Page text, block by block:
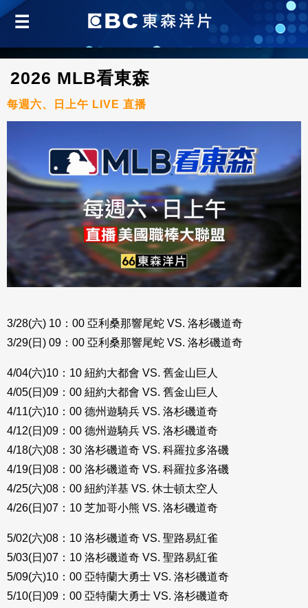
2026 MLB看東森
每週六、日上午 LIVE 直播
3/28(六) 10：00 亞利桑那響尾蛇 VS. 洛杉磯道奇
3/29(日) 09：00 亞利桑那響尾蛇 VS. 洛杉磯道奇
4/04(六)10：10 紐約大都會 VS. 舊金山巨人
4/05(日)09：00 紐約大都會 VS. 舊金山巨人
4/11(六)10：00 德州遊騎兵 VS. 洛杉磯道奇
4/12(日)09：00 德州遊騎兵 VS. 洛杉磯道奇
4/18(六)08：30 洛杉磯道奇 VS. 科羅拉多洛磯
4/19(日)08：00 洛杉磯道奇 VS. 科羅拉多洛磯
4/25(六)08：00 紐約洋基 VS. 休士頓太空人
4/26(日)07：10 芝加哥小熊 VS. 洛杉磯道奇
5/02(六)08：10 洛杉磯道奇 VS. 聖路易紅雀
5/03(日)07：10 洛杉磯道奇 VS. 聖路易紅雀
5/09(六)10：00 亞特蘭大勇士 VS. 洛杉磯道奇
5/10(日)09：00 亞特蘭大勇士 VS. 洛杉磯道奇